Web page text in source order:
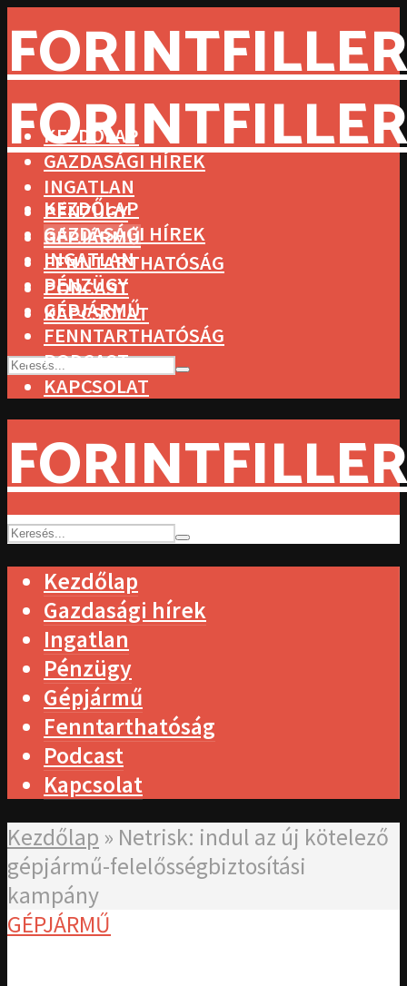
KEZDŐLAP
GAZDASÁGI HÍREK
INGATLAN
PÉNZÜGY
GÉPJÁRMŰ
FENNTARTHATÓSÁG
PODCAST
KAPCSOLAT
KEZDŐLAP
GAZDASÁGI HÍREK
INGATLAN
PÉNZÜGY
GÉPJÁRMŰ
FENNTARTHATÓSÁG
PODCAST
KAPCSOLAT
Kezdőlap
Gazdasági hírek
Ingatlan
Pénzügy
Gépjármű
Fenntarthatóság
Podcast
Kapcsolat
Kezdőlap » Netrisk: indul az új kötelező
gépjármű-felelősségbiztosítási
kampány
GÉPJÁRMŰ